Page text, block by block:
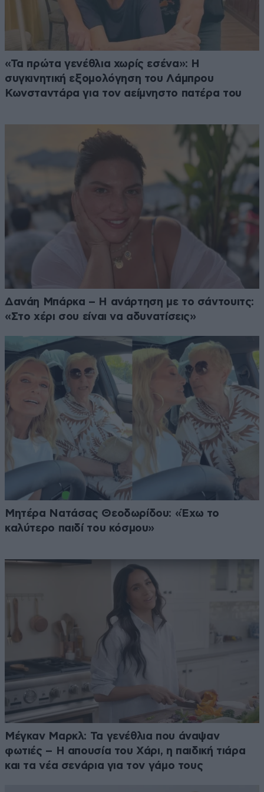
«Τα πρώτα γενέθλια χωρίς εσένα»: Η
συγκινητική εξομολόγηση του Λάμπρου
Κωνσταντάρα για τον αείμνηστο πατέρα του
Δανάη Μπάρκα – Η ανάρτηση με το σάντουιτς:
«Στο χέρι σου είναι να αδυνατίσεις»
Μητέρα Νατάσας Θεοδωρίδου: «Έχω το
καλύτερο παιδί του κόσμου»
Μέγκαν Μαρκλ: Τα γενέθλια που άναψαν
φωτιές – Η απουσία του Χάρι, η παιδική τιάρα
και τα νέα σενάρια για τον γάμο τους